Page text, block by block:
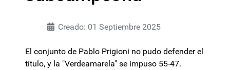
Creado: 01 Septiembre 2025
El conjunto de Pablo Prigioni no pudo defender el
título, y la "Verdeamarela" se impuso 55-47.